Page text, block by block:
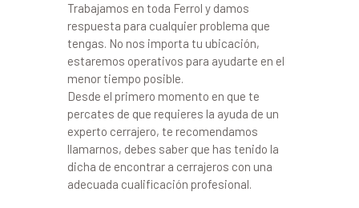
Trabajamos en toda Ferrol y damos
respuesta para cualquier problema que
tengas. No nos importa tu ubicación,
estaremos operativos para ayudarte en el
menor tiempo posible.
Desde el primero momento en que te
percates de que requieres la ayuda de un
experto cerrajero, te recomendamos
llamarnos, debes saber que has tenido la
dicha de encontrar a cerrajeros con una
adecuada cualificación profesional.